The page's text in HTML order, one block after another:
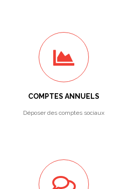
COMPTES ANNUELS
Déposer des comptes sociaux